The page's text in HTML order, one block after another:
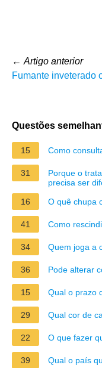
← Artigo anterior
Fumante inveterado
Questões
15 Como
31
Porque o
precisa ser
16
O quê chupa
41 Como
34 Quem joga a
36 Pode alterar
15 Qual o prazo
29 Qual cor de
22 O que fazer
39 Qual o país